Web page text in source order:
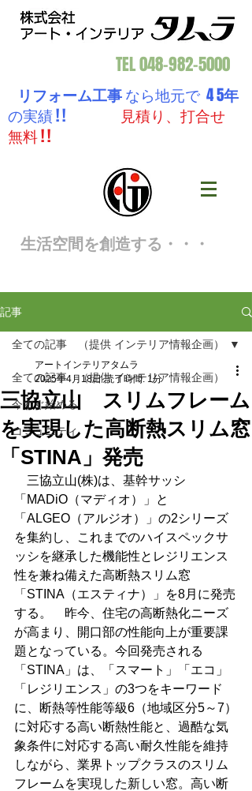
TEL048-982-5000
リフォーム工事なら地元で 4 5年
の実績 ! !
見積り、打合せ
無料 ! !
生活空間を創造する・・・
記事
全ての記事 （提供 インテリア情報企画）
今すぐ始める
コミュニティ
全ての記事 （提供 インテリア情報企画）
三協立山 スリムフレーム
を実現した高断熱スリム窓
「STINA」発売
アートインテリアタムラ
2025年4月18日 読了時間: 1分
三協立山(株)は、基幹サッシ
「MADiO（マディオ）」と
「ALGEO（アルジオ）」の2シリーズ
を集約し、これまでのハイスペックサ
ッシを継承した機能性とレジリエンス
性を兼ね備えた高断熱スリム窓
「STINA（エスティナ）」を8月に発売
する。　昨今、住宅の高断熱化ニーズ
が高まり、開口部の性能向上が重要課
題となっている。今回発売される
「STINA」は、「スマート」「エコ」
「レジリエンス」の3つをキーワード
に、断熱等性能等級6（地域区分5～7）
に対応する高い断熱性能と、過酷な気
象条件に対応する高い耐久性能を維持
しながら、業界トップクラスのスリム
フレームを実現した新しい窓。高い断